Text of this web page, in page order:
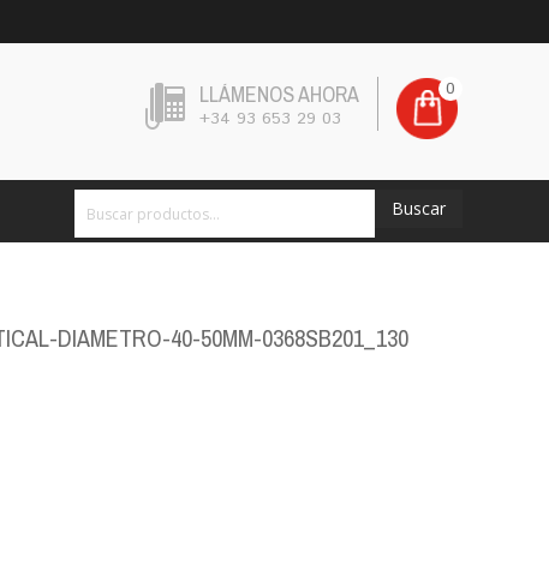
LLÁMENOS AHORA
+34 93 653 29 03
0
Buscar
DIAMETRO-40-50MM-0368SB201_130